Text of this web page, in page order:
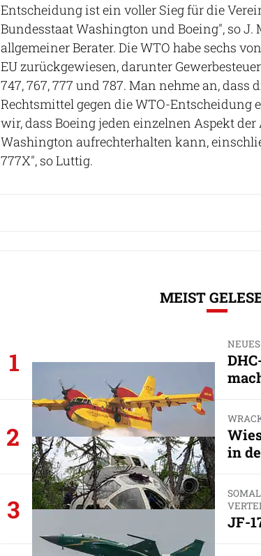
Entscheidung ist ein voller Sieg für die
Bundesstaat Washington und Boeing", so J.
allgemeiner Berater. Die WTO habe sechs
EU zurückgewiesen, darunter
747, 767, 777 und 787. Man nehme an, dass
Rechtsmittel gegen die WTO-Entscheidung
wir, dass Boeing jeden einzelnen Aspekt der
Washington aufrechterhalten kann,
777X", so Luttig.
MEIST
1
2
in
3 JF-